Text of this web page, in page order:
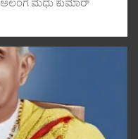
,ಅಲಂಗ ಮಧು ಕುಮಾರ್